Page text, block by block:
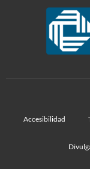
Accesibilidad